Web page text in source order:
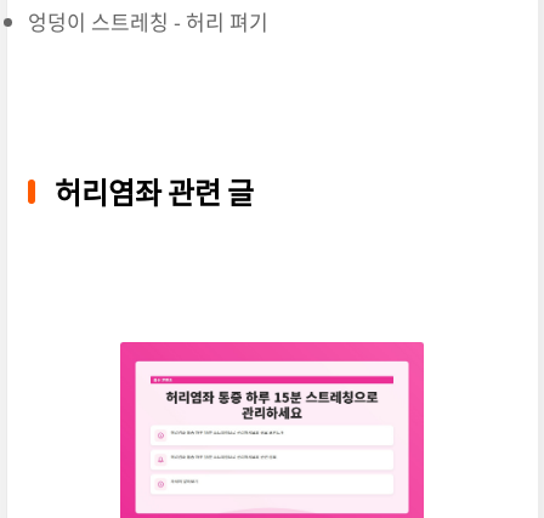
엉덩이 스트레칭 - 허리 펴기
허리염좌 관련 글